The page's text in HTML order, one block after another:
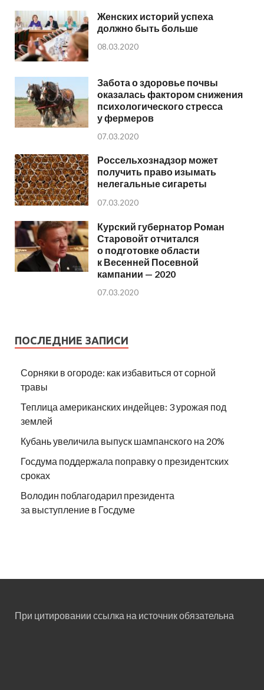
Женских историй успеха
должно быть больше
08.03.2020
Забота о здоровье почвы
оказалась фактором снижения
психологического стресса
у фермеров
07.03.2020
Россельхознадзор может
получить право изымать
нелегальные сигареты
07.03.2020
Курский губернатор Роман
Старовойт отчитался
о подготовке области
к Весенней Посевной
кампании — 2020
07.03.2020
ПОСЛЕДНИЕ ЗАПИСИ
Сорняки в огороде: как избавиться от сорной
травы
Теплица американских индейцев: 3 урожая под
землей
Кубань увеличила выпуск шампанского на 20%
Госдума поддержала поправку о президентских
сроках
Володин поблагодарил президента
за выступление в Госдуме
При цитировании ссылка на источник обязательна